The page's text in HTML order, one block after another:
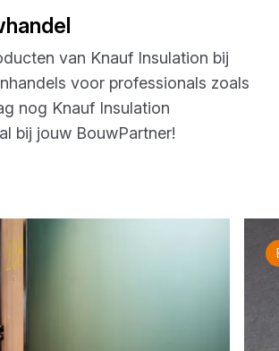
van Knauf Insulation bij
voor professionals zoals
nog Knauf Insulation
bij jouw BouwPartner!